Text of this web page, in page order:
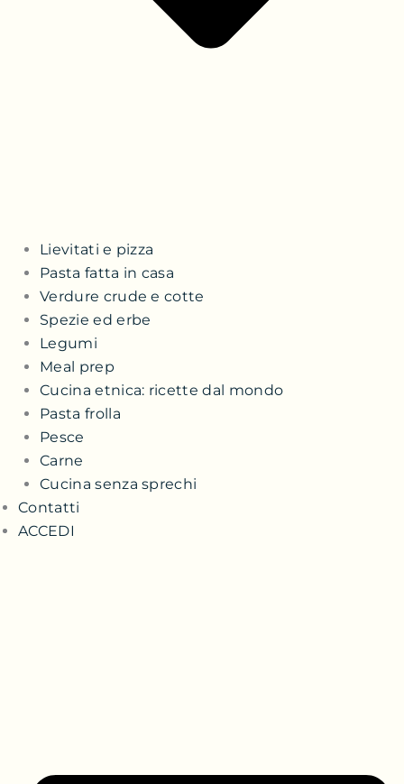
Lievitati e pizza
Pasta fatta in casa
Verdure crude e cotte
Spezie ed erbe
Legumi
Meal prep
Cucina etnica: ricette dal mondo
Pasta frolla
Pesce
Carne
Cucina senza sprechi
Contatti
ACCEDI